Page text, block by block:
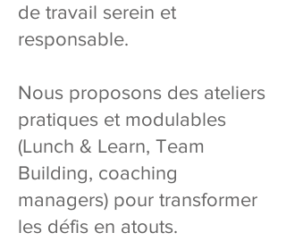
de travail serein et
responsable.
Nous proposons des ateliers
pratiques et modulables
(Lunch & Learn, Team
Building, coaching
managers) pour transformer
les défis en atouts.